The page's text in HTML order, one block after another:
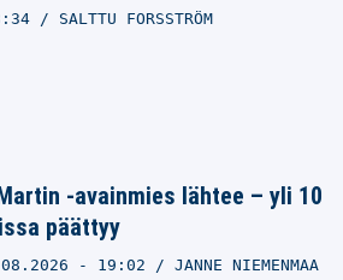
SALTTU FORSSTRÖM
-avainmies lähtee – yli 10
päättyy
- 19:02 JANNE NIEMENMAA